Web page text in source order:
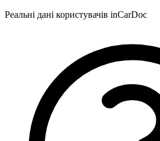
Реальні дані користувачів inCarDoc